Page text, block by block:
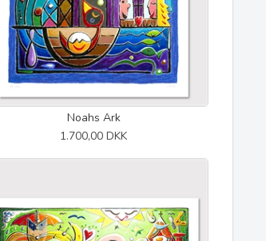
Noahs Ark
1.700,00 DKK